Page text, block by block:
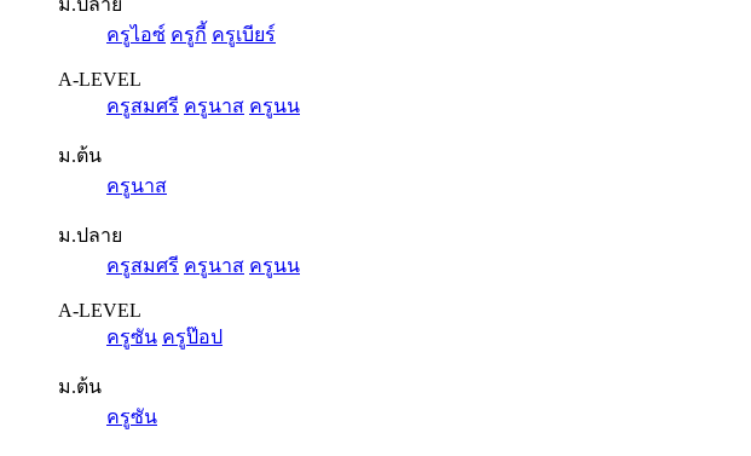
ครูไอซ์ ครูกี้ ครูเบียร์
A-LEVEL
ครูสมศรี ครูนาส ครูนน
ม.ต้น
ครูนาส
ม.ปลาย
ครูสมศรี ครูนาส ครูนน
A-LEVEL
ครูซัน ครูป๊อป
ม.ต้น
ครูซัน